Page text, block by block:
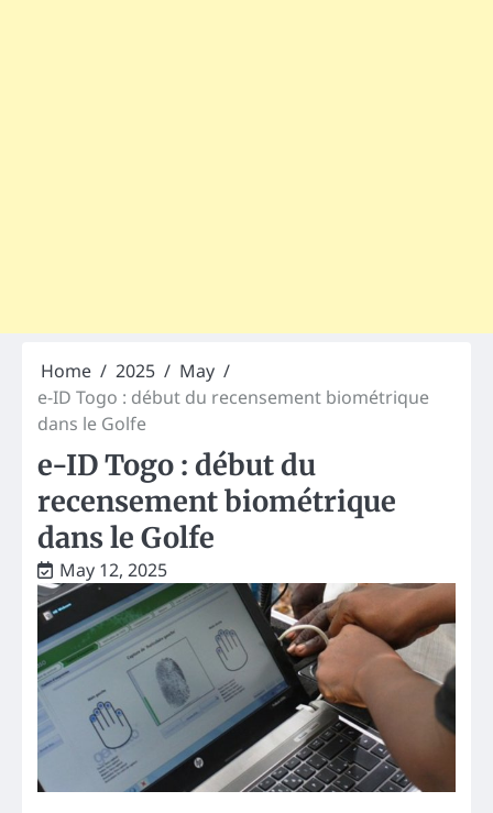
Home 2025
May
e-ID Togo : début du recensement biométrique
dans le Golfe
e-ID Togo : début du
recensement biométrique
dans le Golfe
May 12, 2025